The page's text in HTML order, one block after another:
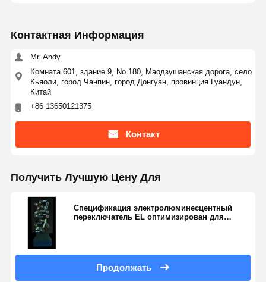
Контактная Информация
Mr. Andy
Комната 601, здание 9, No.180, Маодзушанская дорога, село
Кьяоли, город Чанпин, город Донгуан, провинция Гуандун,
Китай
+86 13650121375
Контакт
Получить Лучшую Цену Для
Спецификация электролюминесцентный
переключатель EL оптимизирован для
Продолжать